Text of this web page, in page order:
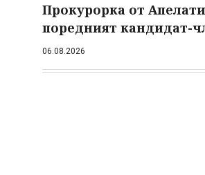
Прокурорка от
поредният кандидат-
06.08.2026